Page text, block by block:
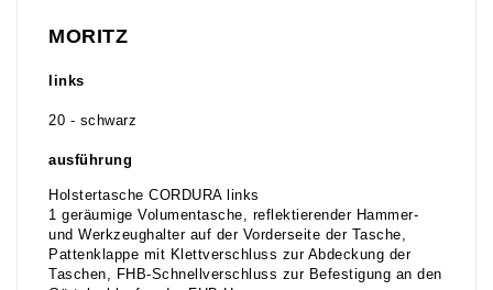
MORITZ
links
20 - schwarz
ausführung
Holstertasche CORDURA links
1 geräumige Volumentasche, reflektierender Hammer-
und Werkzeughalter auf der Vorderseite der Tasche,
Pattenklappe mit Klettverschluss zur Abdeckung der
Taschen, FHB-Schnellverschluss zur Befestigung an den